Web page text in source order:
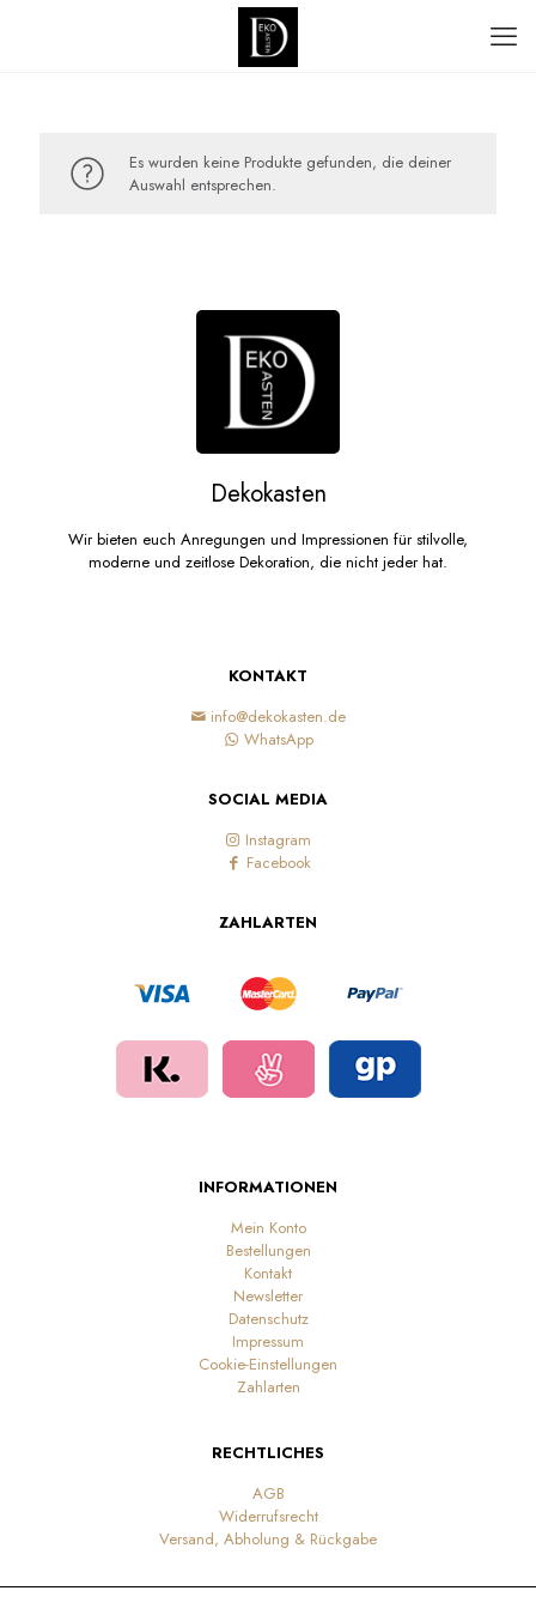
Es wurden keine Produkte gefunden, die deiner
Auswahl entsprechen.
Dekokasten
Wir bieten euch Anregungen und Impressionen für stilvolle,
moderne und zeitlose Dekoration, die nicht jeder hat.
KONTAKT
info@dekokasten.de
WhatsApp
SOCIAL MEDIA
Instagram
Facebook
ZAHLARTEN
INFORMATIONEN
Mein Konto
Bestellungen
Kontakt
Newsletter
Datenschutz
Impressum
Cookie-Einstellungen
Zahlarten
RECHTLICHES
AGB
Widerrufsrecht
Versand, Abholung & Rückgabe